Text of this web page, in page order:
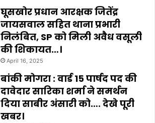
घूसखोर प्रधान आरक्षक जितेंद्र
जायसवाल सहित थाना प्रभारी
निलंबित, SP को मिली अवैध वसूली
की शिकायत…।
April 16, 2025
बांकी मोगरा : वार्ड 15 पार्षद पद की
दावेदार सारिका शर्मा ने समर्थन
दिया साबीर अंसारी को…. देखे पूरी
खबर।